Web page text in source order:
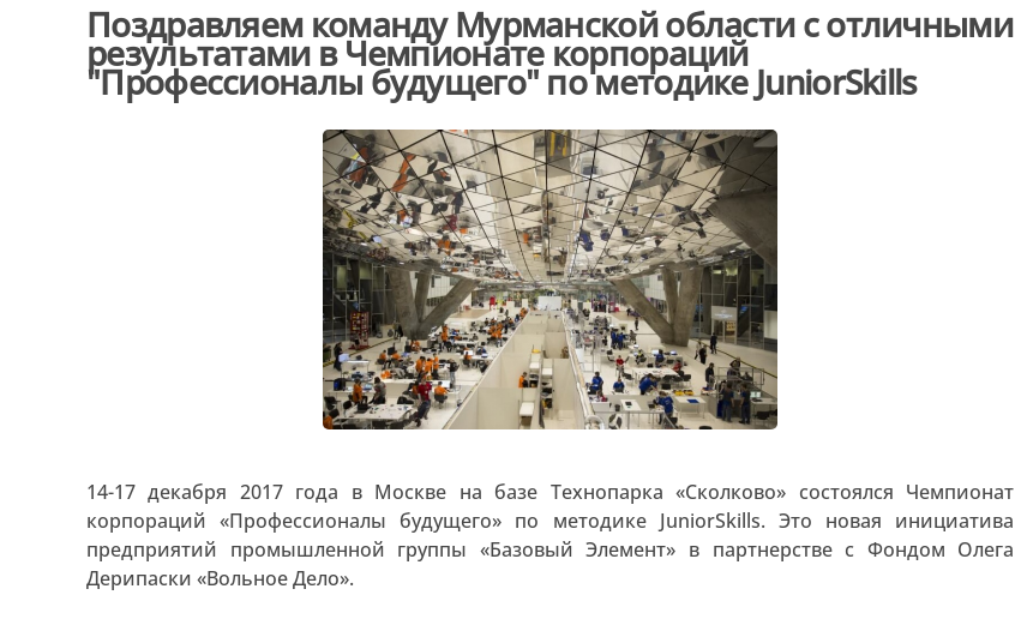
Поздравляем команду Мурманской области с отличными
результатами в Чемпионате корпораций
"Профессионалы будущего" по методике JuniorSkills
14-17 декабря 2017 года в Москве на базе Технопарка «Сколково» состоялся Чемпионат
корпораций «Профессионалы будущего» по методике JuniorSkills. Это новая инициатива
предприятий промышленной группы «Базовый Элемент» в партнерстве с Фондом Олега
Дерипаски «Вольное Дело».